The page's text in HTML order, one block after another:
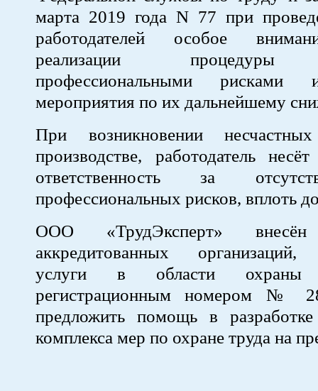
марта 2019 года N 77 при
работодателей особое
реализации процедуры
профессиональными рисками
мероприятия по их дальнейшему
При возникновении
производстве, работодатель
ответственность за
профессиональных рисков, вплоть
ООО «ТрудЭксперт»
аккредитованных
услуги в области
регистрационным номером №
предложить помощь в
комплекса мер по охране труда на